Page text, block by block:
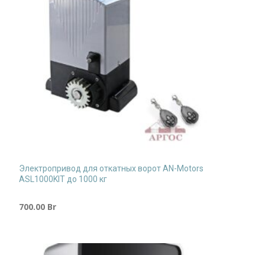
Электропривод для откатных ворот AN-Motors
ASL1000KIT до 1000 кг
700.00 Br